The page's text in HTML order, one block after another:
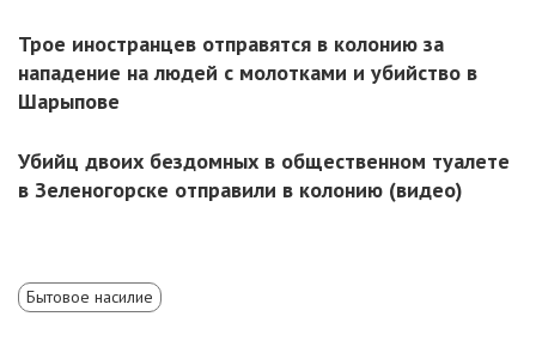
Трое иностранцев отправятся в колонию за
нападение на людей с молотками и убийство в
Шарыпове
Убийц двоих бездомных в общественном туалете
в Зеленогорске отправили в колонию (видео)
Бытовое насилие